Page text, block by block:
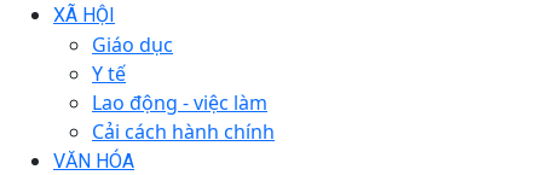
XÃ HỘI
Giáo dục
Y tế
Lao động - việc làm
Cải cách hành chính
VĂN HÓA